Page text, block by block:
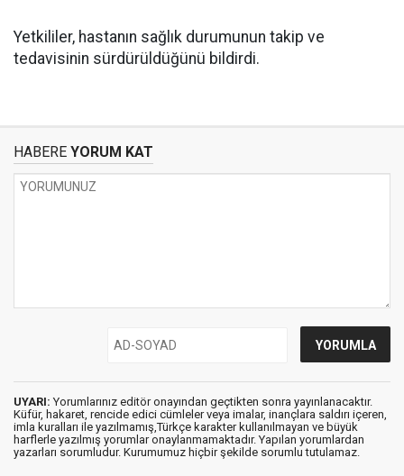
Yetkililer, hastanın sağlık durumunun takip ve
tedavisinin sürdürüldüğünü bildirdi.
HABERE YORUM KAT
UYARI: Yorumlarınız editör onayından geçtikten sonra yayınlanacaktır.
Küfür, hakaret, rencide edici cümleler veya imalar, inançlara saldırı içeren,
imla kuralları ile yazılmamış,Türkçe karakter kullanılmayan ve büyük
harflerle yazılmış yorumlar onaylanmamaktadır. Yapılan yorumlardan
yazarları sorumludur. Kurumumuz hiçbir şekilde sorumlu tutulamaz.